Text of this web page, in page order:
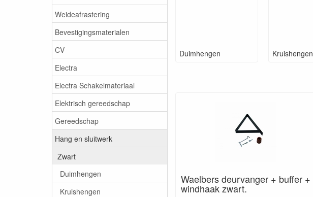
Weideafrastering
Bevestigingsmaterialen
CV
Electra
Electra Schakelmateriaal
Elektrisch gereedschap
Gereedschap
Hang en sluitwerk
Zwart
Duimhengen
Kruishengen
Duimhengen Kruishengen
Waelbers deurvanger + buffer +
windhaak zwart.